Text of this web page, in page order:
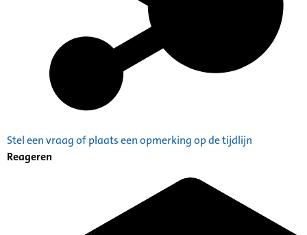
Stel een vraag of plaats een opmerking op de tijdlijn
Reageren